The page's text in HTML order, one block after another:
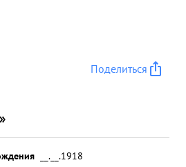
Поделиться
__.__.1918